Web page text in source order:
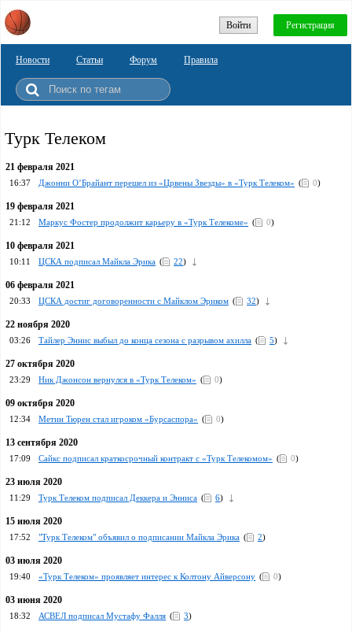
Войти Регистрация
Новости Статьи Форум Правила
Турк Телеком
21 февраля 2021
16:37 Джонни О’Брайант перешел из «Црвены Звезды» в «Турк Телеком» ( 0)
19 февраля 2021
21:12 Маркус Фостер продолжит карьеру в «Турк Телекоме» ( 0)
10 февраля 2021
10:11 ЦСКА подписал Майкла Эрика ( 22)
06 февраля 2021
20:33 ЦСКА достиг договоренности с Майклом Эриком ( 32)
22 ноября 2020
03:26 Тайлер Эннис выбыл до конца сезона с разрывом ахилла ( 5)
27 октября 2020
23:29 Ник Джонсон вернулся в «Турк Телеком» ( 0)
09 октября 2020
12:34 Метин Тюрен стал игроком «Бурсаспора» ( 0)
13 сентября 2020
17:09 Сайкс подписал краткосрочный контракт с «Турк Телекомом» ( 0)
23 июля 2020
11:29 Турк Телеком подписал Деккера и Энниса ( 6)
15 июля 2020
17:52 "Турк Телеком" объявил о подписании Майкла Эрика ( 2)
03 июля 2020
19:40 «Турк Телеком» проявляет интерес к Колтону Айверсону ( 0)
03 июня 2020
18:32 АСВЕЛ подписал Мустафу Фалля ( 3)